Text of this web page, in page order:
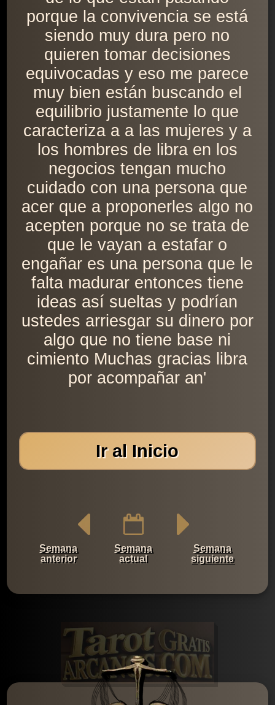
porque la convivencia se está
siendo muy dura pero no
quieren tomar decisiones
equivocadas y eso me parece
muy bien están buscando el
equilibrio justamente lo que
caracteriza a a las mujeres y a
los hombres de libra en los
negocios tengan mucho
cuidado con una persona que
acer que a proponerles algo no
acepten porque no se trata de
que le vayan a estafar o
engañar es una persona que le
falta madurar entonces tiene
ideas así sueltas y podrían
ustedes arriesgar su dinero por
algo que no tiene base ni
cimiento Muchas gracias libra
por acompañar an'
Ir al Inicio
Semana
anterior
Semana
actual
Semana
siguiente